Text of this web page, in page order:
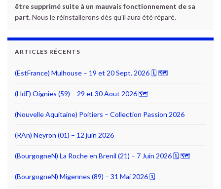
être supprimé suite à un mauvais fonctionnement de sa
part.Nous le réinstallerons dès qu'il aura été réparé.
ARTICLES RÉCENTS
(EstFrance) Mulhouse – 19 et 20 Sept. 2026 🗓 🗺
(HdF) Oignies (59) – 29 et 30 Aout 2026 🗺
(Nouvelle Aquitaine) Poitiers – Collection Passion 2026
(RAn) Neyron (01) – 12 juin 2026
(BourgogneN) La Roche en Brenil (21) – 7 Juin 2026 🗓 🗺
(BourgogneN) Migennes (89) – 31 Mai 2026 🗓